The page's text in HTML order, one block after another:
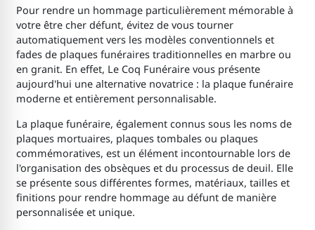
Pour rendre un hommage particulièrement mémorable à
votre être cher défunt, évitez de vous tourner
automatiquement vers les modèles conventionnels et
fades de plaques funéraires traditionnelles en marbre ou
en granit. En effet, Le Coq Funéraire vous présente
aujourd'hui une alternative novatrice : la plaque funéraire
moderne et entièrement personnalisable.
La plaque funéraire, également connus sous les noms de
plaques mortuaires, plaques tombales ou plaques
commémoratives, est un élément incontournable lors de
l'organisation des obsèques et du processus de deuil. Elle
se présente sous différentes formes, matériaux, tailles et
finitions pour rendre hommage au défunt de manière
personnalisée et unique.